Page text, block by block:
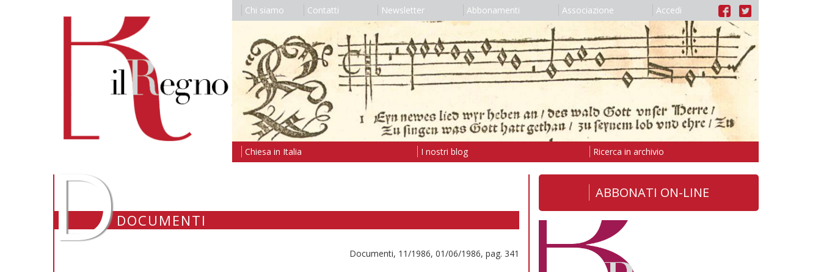
Chi siamo Contatti Newsletter Abbonamenti Associazione Accedi
Chiesa in Italia I nostri blog Ricerca in archivio
DDOCUMENTI
Documenti, 11/1986, 01/06/1986, pag. 341
ABBONATI ON-LINE